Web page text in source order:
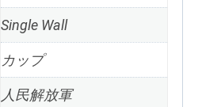
Single Wall
カップ
人民解放軍